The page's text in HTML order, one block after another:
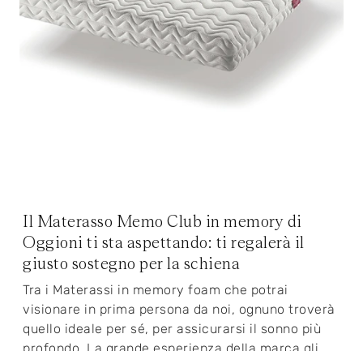
Il Materasso Memo Club in memory di
Oggioni ti sta aspettando: ti regalerà il
giusto sostegno per la schiena
Tra i Materassi in memory foam che potrai
visionare in prima persona da noi, ognuno troverà
quello ideale per sé, per assicurarsi il sonno più